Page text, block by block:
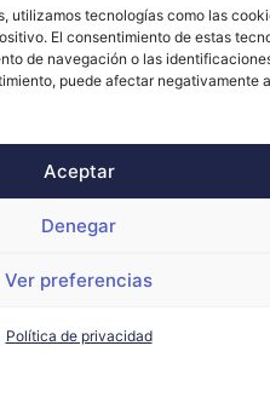
utilizamos tecnologías como las
El consentimiento de estas
de navegación o las
puede afectar negativamente
Aceptar
Denegar
Ver preferencias
Política de privacidad